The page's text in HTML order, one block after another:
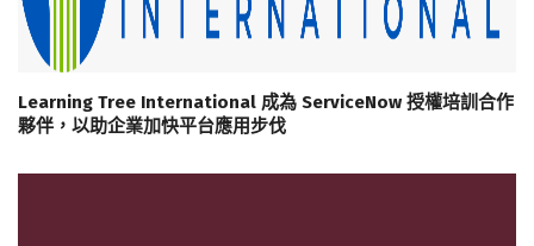
Learning Tree International 成為 ServiceNow 授權培訓合作
夥伴，以助企業加快平台應用步伐